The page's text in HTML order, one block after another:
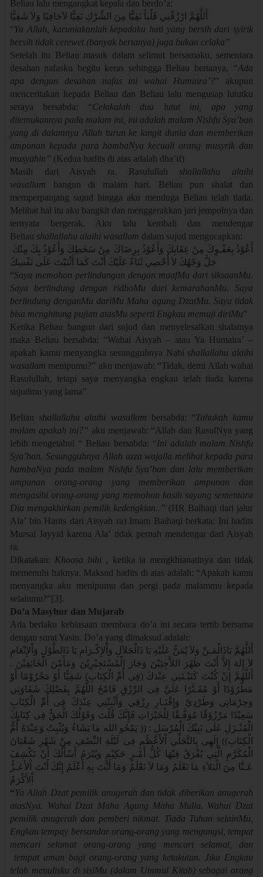
Beliau lalu mengangkat kepala dan berdo’a:
أَللَّهُمَّ ارْزُقْنِي قَلْباً نَقِيًّا مِنَ الشِّرْكِ نَقِيًّا لاَحَافِيًا وَلاَ شَقِيًّا
“Ya Allah, karuniakanlah kepadaku hati yang bersih dari syirik
bersih tidak cerewet (banyak bertanya) juga bukan celaka”
Setelah itu Beliau masuk dalam selimut bersamaku, sementara
desahan nafasku begitu keras sehingga Beliau bertanya,
“Ada
apa dengan desahan nafas ini wahai Humaira’?” akupun
menceritakan kepada Beliau dan Beliau lalu mengusap lututku
seraya bersabda: “Celakalah dua lutut ini, apa yang
ditemukannya pada malam ini, ini adalah malam Nishfu Sya’ban
yang di dalamnya Allah turun ke langit dunia dan memberikan
ampunan kepada para hambaNya kecuali orang musyrik dan
musyahin” (Kedua hadits di atas adalah dha’if)
Masih dari Aisyah ra. Rasulullah shallallahu alaihi
wasallam bangun di malam hari. Beliau pun shalat dan
memperpanjang sujud hingga aku menduga Beliau telah tiada.
Melihat hal itu aku bangkit dan menggerakkan jari jempolnya dan
ternyata bergerak. Aku lalu kembali dan mendengar
Beliau shallallahu alaihi wasallam dalam sujud mengucapkan:
أَعُوْذُ بِعَفْـوِكَ مِنْ عِقَابِكَ وَأَعُوْذُ بِرِضَاكَ مِنْ سَخَطِكَ وَأَعُوْذُ بِكَ مِنْكَ
جَلَّ وَجْهُكَ لاَ أُحْصِي ثَنَاءً عَلَيْكَ أَنْتَ كَمَا أَثْنَيْتَ عَلَى نَفْسِكَ
“Saya memohon perlindungan dengan maafMu dari siksaanMu.
Saya berlindung dengan ridhoMu dari kemarahanMu. Saya
berlindung denganMu dariMu Maha agung DzatMu. Saya tidak
bisa menghitung pujian atasMu seperti Engkau memuji diriMu”
Ketika Beliau bangun dari sujud dan menyelesaikan shalatnya
maka Beliau bersabda: “Wahai Aisyah – atau Ya Humaira’ –
apakah kamu menyangka sesungguhnya Nabi shallallahu alaihi
wasallam menipumu?” aku menjawab: “Tidak, demi Allah wahai
Rasulullah, tetapi saya menyangka engkau telah tiada karena
sujudmu yang lama”
Beliau shallallahu alaihi wasallam bersabda: “Tahukah kamu
malam apakah ini?” aku menjawab: “Allah dan RasulNya yang
lebih mengetahui “ Beliau bersabda: “Ini adalah malam Nishfu
Sya’ban. Sesungguhnya Allah azza wajalla melihat kepada para
hambaNya pada malam Nishfu Sya’ban dan lalu memberikan
ampunan orang-orang yang memberikan ampunan dan
mengasihi orang-orang yang memohon kasih sayang sementara
Dia mengakhirkan pemilik kedengkian..” (HR Baihaqi dari jalur
Ala’ bin Harits dari Aisyah ra) Imam Baihaqi berkata: Ini hadits
Mursal Jayyid karena Ala’ tidak pernah mendengar dari Aisyah
ra.
Dikatakan: Khoosa bihi , ketika ia mengkhianatinya dan tidak
memenuhi haknya. Maksud hadits di atas adalah: “Apakah kamu
menyangka aku menipumu dan pergi pada malammu kepada
selainmu?”[3].
Do’a Masyhur dan Mujarab
Ada berlaku kebiasaan membaca do’a ini secara tertib bersama
dengan surat Yasin. Do’a yang dimaksud adalah:
أَللَّهُمَّ يَاذَالْمَـنِّ وَلاَ يُمَنُّ عَلَيْهِ يَا ذَالْجَلاَلِ وَاْلإِكْـرَامِ يَا ذَالطَّوْلِ وَاْلإِنْعَامِ
لاَ إِلهَ إِلاَّ أَنْتَ ظَهْرَ اللاَّجِئِيْنَ وَجَارَ الْمُسْتَجِيْرِيْنَ وَمَأَمْنَ الْخَائِفِيْنَ .
أَللَّهُمَّ إِنْ كُنْتَ كَتَبْـتَنِي عِنْدَكَ (فِى أُمِّ الْكِتَابِ) شَقِيًّا أَوْ مَحْرُوْمًا أَوْ
مَطْرُوْدًا أَوْ مُقَـتَّرًا عَلَيَّ فِى الرِّزْقِ فَامْحُ اللَّهُمَّ بِفَضْلِكَ شَقَاوَتِي
وَحِرْمَانِي وَطَرْدِيْ وَإِقْتَـارِ رِزْقِي وَأَثْبِتْنِي عِنْدَكَ فِى أُمِّ الْكِتَابِ
سَعِيْدًا مَرْزُوْقًا مُوَفَّـقًا لِلْخَيْرَاتِ فَإِنَّكَ قُلْتَ وَقَوْلُكَ الْحَقُّ فِى كِتَابِكَ
الْمُنْـزَلِ عَلَى نَبِيِّكَ الْمُرْسَلِ : (( يَمْحُو الله مَا يَشَاءُ وَيُثْبِتُ وَعِنْدَهُ أُمُّ
الْكِتَابِ)) إِلَهِي بِالتَّجَلِّي اْلأَعْظَمِ فِى لَيْلَةِ النِّصْفِ مِنْ شَهْرِ شَعْبَانَ
الْمُكَرَّمِ الَّتِي يُفْرَقُ فِيْهَا كُلُّ أَمْـرٍ حَكِيْمٍ وَيُبْرَمُ أَسْأَلُكَ أَنْ تَكْشِفَ
عَـنَّا مِنَ الْبَلاَءِ مَا نَعْلَمُ وَمَا لاَ نَعْلَمُ وَمَا أَنْتَ بِهِ أَعْلَمُ إِنَّكَ أَنْتَ اْلأَعَـزُّ
اْلأَكْرَمُ
“Ya Allah Dzat pemilik anugerah dan tidak diberikan anugerah
atasNya. Wahai Dzat Maha Agung Maha Mulia. Wahai Dzat
pemilik anugerah dan pemberi nikmat. Tiada Tuhan selainMu,
Engkau tempay bersandar orang-orang yang mengungsi, tempat
mencari selamat orang-orang yang mencari selamat, dan
tempat aman bagi orang-orang yang ketakutan. Jika Engkau
telah menulisku di sisiMu (dalam Ummul Kitab) sebagai orang